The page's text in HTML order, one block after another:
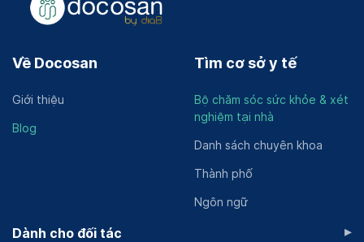
Bệnh viện Trưng Vương là một trong những cơ sở y tế
hàng đầu tại Thành phố Hồ Chí Minh với quy mô ấn
với sự trang bị hiện đại và sự tận tâm đặc biệt dành
Bệnh viện Trưng Vương tự hào với quy mô lớn với 700
giường bệnh nội trú, phục vụ hàng ngàn bệnh nhân mỗi
ngày. Với 27 khoa - chuyên khoa và 9 phòng chức năng,
bệnh viện này đảm bảo rằng hầu hết mọi tình trạng sức
Ngoài ra, Bệnh viện Trưng Vương có các chuyên khoa
sâu như can thiệp mạch vành, can thiệp mạch máu não,
Về Docosan
Giới thiệu
Blog
Tìm cơ sở y tế
Bộ chăm sóc sức khỏe & xét
nghiệm tại nhà
Danh sách chuyên khoa
Thành phố
Ngôn ngữ
Dành cho đối tác ▸